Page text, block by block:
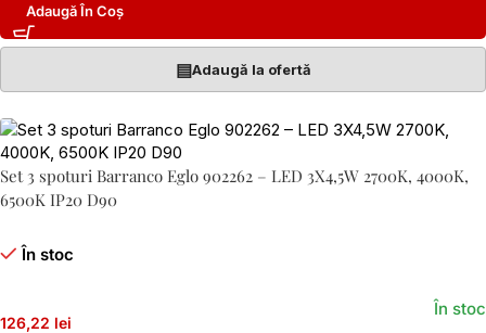
Adaugă În Coș
▤Adaugă la ofertă
Set 3 spoturi Barranco Eglo 902262 – LED 3X4,5W 2700K, 4000K,
6500K IP20 D90
În stoc
126,22 lei
În stoc